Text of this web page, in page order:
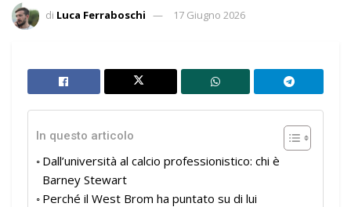
di Luca Ferraboschi 17 Giugno 2026
In questo articolo
Dall’università al calcio professionistico: chi è
Barney Stewart
Perché il West Brom ha puntato su di lui